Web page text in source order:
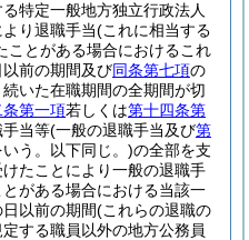
特定一般地方独立行政法人
り退職手当(これに相当する
ことがある場合におけるこれ
前の期間及び同条第七項の
いた在職期間の全期間が切
第一項若しくは第十四条第
当等(一般の退職手当及び第
う。以下同じ。)の全部を支
たことにより一般の退職手
がある場合における当該一
以前の期間(これらの退職の
定する職員以外の地方公務員